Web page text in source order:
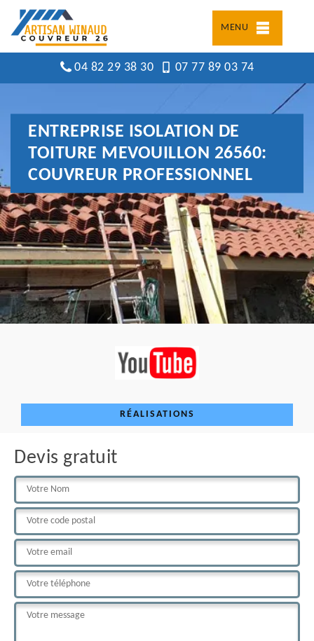
MENU
04 82 29 38 30 07 77 89 03 74
ENTREPRISE ISOLATION DE
TOITURE MEVOUILLON 26560:
COUVREUR PROFESSIONNEL
RÉALISATIONS
Devis gratuit